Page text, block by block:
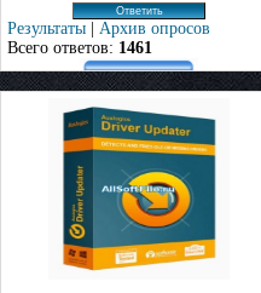
Результаты | Архив опросов
Всего ответов: 1461